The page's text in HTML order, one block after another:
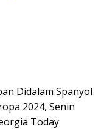
Didalam Spanyol
2024, Senin
Today